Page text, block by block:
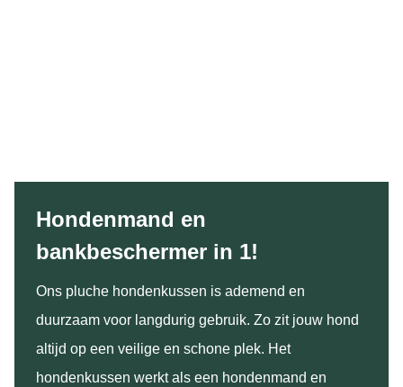
Hondenmand en
bankbeschermer in 1!
Ons pluche hondenkussen is ademend en
duurzaam voor langdurig gebruik. Zo zit jouw hond
altijd op een veilige en schone plek. Het
hondenkussen werkt als een hondenmand en